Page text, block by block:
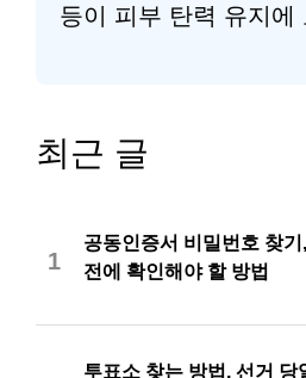
등이 피부 탄력 유지에
최근 글
1
공동인증서 비밀번호 찾
전에 확인해야 할 방법
투표소 찾는 방법, 선거 당